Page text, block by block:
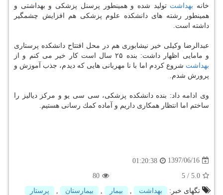
خانه بهداشت تولید شده و همینطور پرسنل پزشكی و بهداشتی و
همینطور رشته های دانشكده علوم پزشكی هم افزایش چشمگیر
داشته است.
عبدالرضا وكیلی خیر نیشابوری هم در محل افتتاح دانشكده پرستاری
و مامایی اظهار داشت: بنده ۲۵ سال است كار خیر می كنم و از
بهداشت شروع كردم اما با نا مهربانی هایی كه دیدم، جذب آموزش و
پرورش شدم.
وی ادامه داد: بنده دانشكده پزشكی، سی سی یو و مركز دیالیز را
ساختم اما انتظار همكاری داریم و آماده كمك رسانی هستیم.
1397/06/16
01:20:38
5.0
/
5
80
تگهای خبر:
بهداشت بیمار بیمارستان پرستار